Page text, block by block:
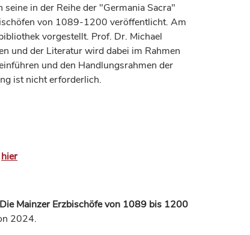
in der Reihe der "Germania Sacra"
von 1089-1200 veröffentlicht. Am
vorgestellt. Prof. Dr. Michael
und der Literatur wird dabei im Rahmen
und den Handlungsrahmen der
ist nicht erforderlich.
hier
Die Mainzer Erzbischöfe von 1089 bis 1200
2024.